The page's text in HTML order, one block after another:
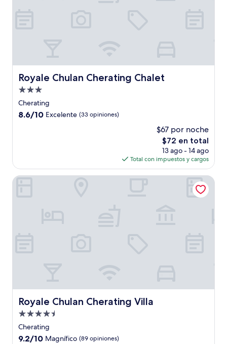
Royale Chulan Cherating Chalet
Royale Chulan Cherating Chalet
Propiedad
de
3.0
Cherating
8.6
8.6/10 Excelente (33 opiniones)
$67 por noche
El
precio
actual
es
de
$72 en total
13 ago - 14 ago
Total con impuestos y cargos
Royale Chulan Cherating Villa
Royale Chulan Cherating Villa
Propiedad
de
4.5
Cherating
9.2
9.2/10 Magnífico (89 opiniones)
Royale Chulan Cherating Villa